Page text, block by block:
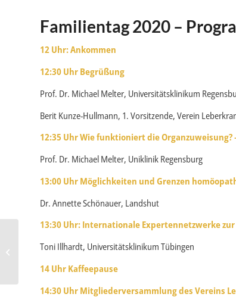
Familientag 2020 –
12 Uhr: Ankommen
12:30 Uhr Begrüßung
Prof. Dr. Michael Melter, Universitätsklinikum
Berit Kunze-Hullmann, 1. Vorsitzende, Verein
12:35 Uhr Wie funktioniert die
Prof. Dr. Michael Melter, Uniklinik Regensburg
13:00 Uhr Möglichkeiten und Grenzen
Dr. Annette Schönauer, Landshut
13:30 Uhr: Internationale Expertennetzwerke
Toni Illhardt, Universitätsklinikum Tübingen
14 Uhr Kaffeepause
14:30 Uhr Mitgliederversammlung des Vereins
Familientag 2020 am 25.